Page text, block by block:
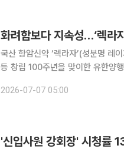
국산 항암신약 ‘렉라자’(성분명 레
등 창립 100주년을 맞이한 유한양
멀다. 대신 기본과 신뢰, 꾸준한 실
2026-07-07 05:00
'신입사원 강회장' 시청률